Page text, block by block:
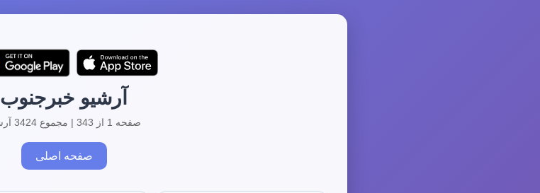
آرشیو خبرجنوب
صفحه 1 از 343 | مجموع 3424 آرشیو
صفحه اصلی